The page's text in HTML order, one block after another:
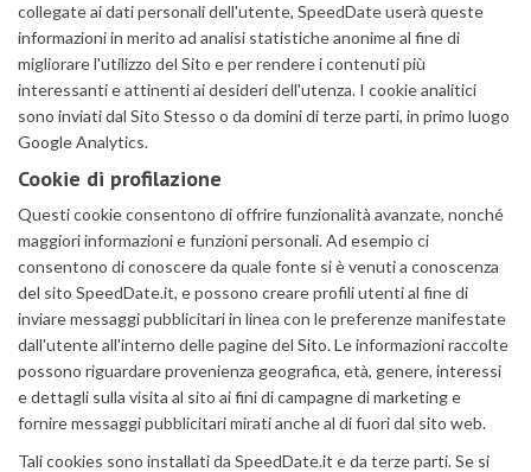
collegate ai dati personali dell'utente, SpeedDate userà queste
informazioni in merito ad analisi statistiche anonime al fine di
migliorare l'utilizzo del Sito e per rendere i contenuti più
interessanti e attinenti ai desideri dell'utenza. I cookie analitici
sono inviati dal Sito Stesso o da domini di terze parti, in primo luogo
Google Analytics.
Cookie di profilazione
Questi cookie consentono di offrire funzionalità avanzate, nonché
maggiori informazioni e funzioni personali. Ad esempio ci
consentono di conoscere da quale fonte si è venuti a conoscenza
del sito SpeedDate.it, e possono creare profili utenti al fine di
inviare messaggi pubblicitari in linea con le preferenze manifestate
dall'utente all'interno delle pagine del Sito. Le informazioni raccolte
possono riguardare provenienza geografica, età, genere, interessi
e dettagli sulla visita al sito ai fini di campagne di marketing e
fornire messaggi pubblicitari mirati anche al di fuori dal sito web.
Tali cookies sono installati da SpeedDate.it e da terze parti. Se si